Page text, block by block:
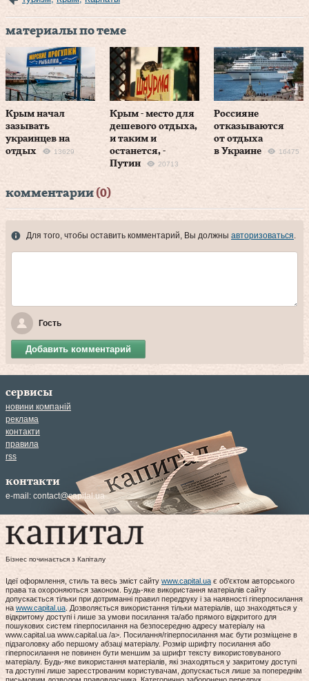
материалы по теме
Крым начал
зазывать
украинцев на
отдых
13629
Крым - место для
дешевого отдыха,
и таким и
останется, -
Путин
20713
Россияне
отказываются
от отдыха
в Украине
16475
комментарии (0)
Для того, чтобы оставить комментарий, Вы должны авторизоваться
Гость
Добавить комментарий
сервисы
новини компаній
реклама
контакти
правила
rss
контакти
e-mail: contact@capital.ua
Бізнес починається з Капіталу
Ідеї оформлення, стиль та весь зміст сайту www.capital.ua є об'єктом авторського
права та охороняються законом. Будь-яке використання матеріалів сайту
допускається тільки при дотриманні правил передруку і за наявності гіперпосилання
на www.capital.ua . Дозволяється використання тільки матеріалів, що знаходяться у
відкритому доступі і лише за умови посилання та/або прямого відкритого для
пошукових систем гіперпосилання на безпосередню адресу матеріалу на
www.capital.ua www.capital.ua /a>. Посилання/гіперпосилання має бути розміщене в
підзаголовку або першому абзаці матеріалу. Розмір шрифту посилання або
гіперпосилання не повинен бути меншим за шрифт тексту використовуваного
матеріалу. Будь-яке використання матеріалів, які знаходяться у закритому доступі
та доступні лише зареєстрованим користувачам, допускається лише за попереднім
письмовим дозволом правовласника. Категорично заборонено передрук,